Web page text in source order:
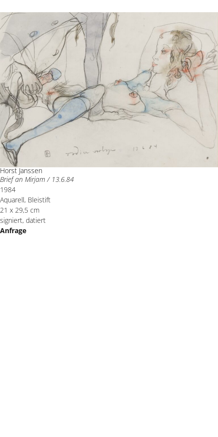
Horst Janssen
Brief an Mirjam / 13.6.84
1984
Aquarell, Bleistift
21 x 29,5 cm
signiert, datiert
Anfrage